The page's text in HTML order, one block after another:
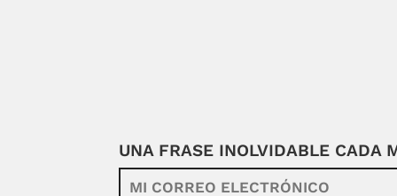
UNA FRASE INOLVIDABLE CADA